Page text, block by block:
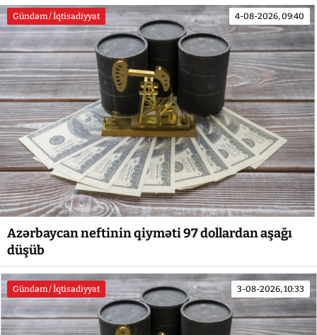
Gündəm / İqtisadiyyat 4-08-2026, 09:40
Azərbaycan neftinin qiyməti 97 dollardan aşağı
düşüb
Gündəm / İqtisadiyyat 3-08-2026, 10:33